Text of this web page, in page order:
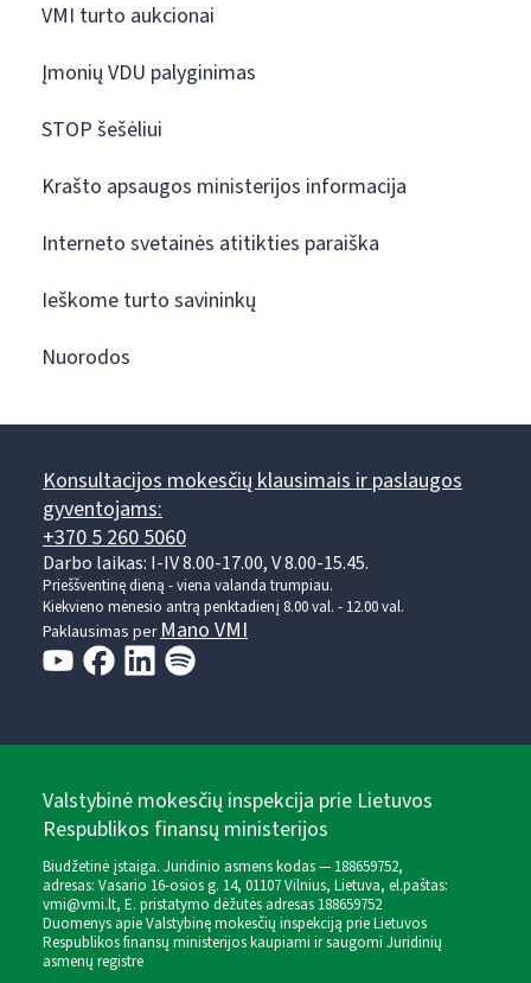
VMI turto aukcionai
Įmonių VDU palyginimas
STOP šešėliui
Krašto apsaugos ministerijos informacija
Interneto svetainės atitikties paraiška
Ieškome turto savininkų
Nuorodos
Konsultacijos mokesčių klausimais ir paslaugos
gyventojams:
+370 5 260 5060
Darbo laikas: I-IV 8.00-17.00, V 8.00-15.45.
Prieššventinę dieną - viena valanda trumpiau.
Kiekvieno mėnesio antrą penktadienį 8.00 val. - 12.00 val.
Paklausimas perMano VMI
Valstybinė mokesčių inspekcija prie Lietuvos
Respublikos finansų ministerijos
Biudžetinė įstaiga. Juridinio asmens kodas — 188659752,
adresas: Vasario 16-osios g. 14, 01107 Vilnius, Lietuva, el.paštas:
vmi@vmi.lt, E. pristatymo dėžutės adresas 188659752
Duomenys apie Valstybinę mokesčių inspekciją prie Lietuvos
Respublikos finansų ministerijos kaupiami ir saugomi Juridinių
asmenų registre